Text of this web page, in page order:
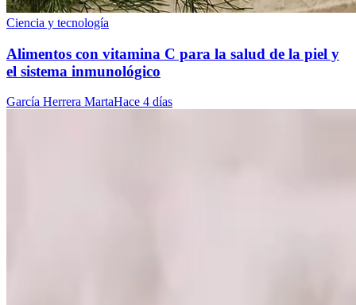
Ciencia y tecnología
Alimentos con vitamina C para la salud de la piel y
el sistema inmunológico
García Herrera MartaHace 4 días